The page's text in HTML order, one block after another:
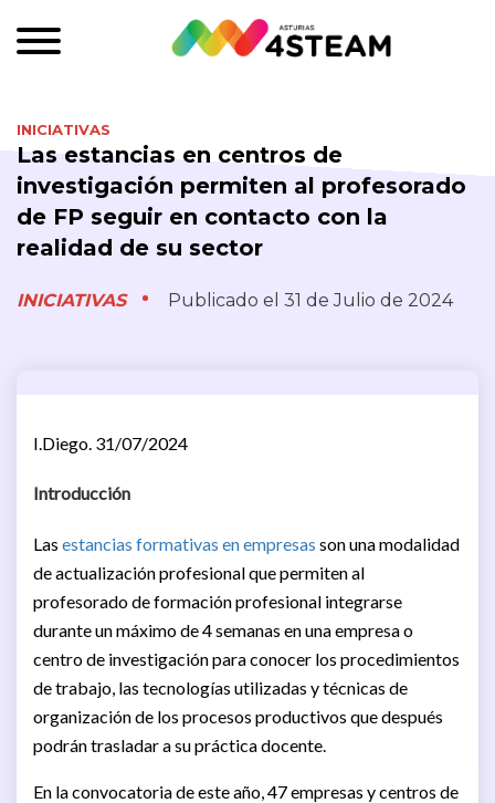
INICIATIVAS
Las estancias en centros de
investigación permiten al profesorado
de FP seguir en contacto con la
realidad de su sector
INICIATIVAS Publicado el 31 de Julio de 2024
I.Diego. 31/07/2024
Introducción
Las estancias formativas en empresas son una modalidad
de actualización profesional que permiten al
profesorado de formación profesional integrarse
durante un máximo de 4 semanas en una empresa o
centro de investigación para conocer los procedimientos
de trabajo, las tecnologías utilizadas y técnicas de
organización de los procesos productivos que después
podrán trasladar a su práctica docente.
En la convocatoria de este año, 47 empresas y centros de